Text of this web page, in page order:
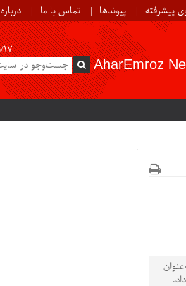
پیشرفته پیوندها تماس با ما
AharEmroz